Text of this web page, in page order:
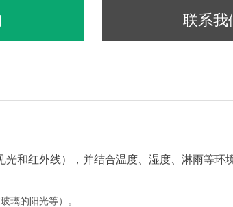
联系我
和红外线），并结合温度、湿度、淋雨等环
璃的阳光等）。